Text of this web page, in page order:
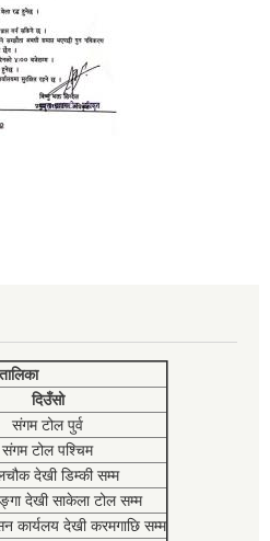
दिउँसो
संगम टोल पुर्व
संगम टोल पश्चिम
देखी डिम्की सम्म
देखी साकेला टोल सम्म
कार्यलय देखी करमगाछि सम्म